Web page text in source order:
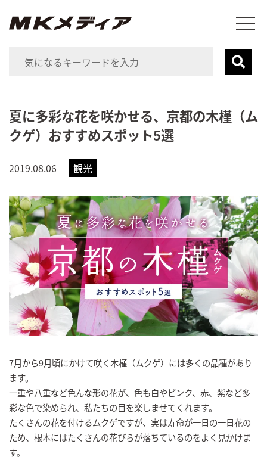
夏に多彩な花を咲かせる、京都の木槿（ム
クゲ）おすすめスポット5選
2019.08.06 観光
7月から9月頃にかけて咲く木槿（ムクゲ）には多くの品種があり
ます。
一重や八重など色んな形の花が、色も白やピンク、赤、紫など多
彩な色で染められ、私たちの目を楽しませてくれます。
たくさんの花を付けるムクゲですが、実は寿命が一日の一日花の
ため、根本にはたくさんの花びらが落ちているのをよく見かけま
す。